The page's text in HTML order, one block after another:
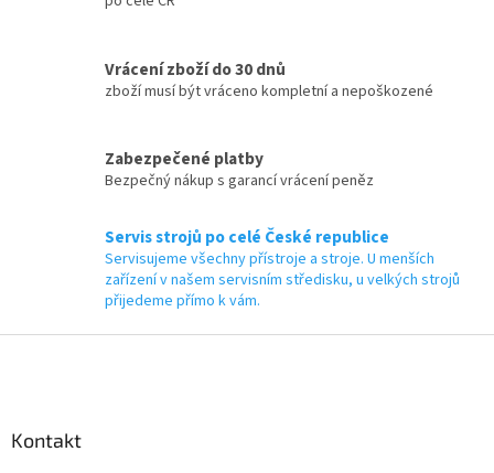
Vrácení zboží do 30 dnů
zboží musí být vráceno kompletní a nepoškozené
Zabezpečené platby
Bezpečný nákup s garancí vrácení peněz
Servis strojů po celé České republice
Servisujeme všechny přístroje a stroje. U menších
zařízení v našem servisním středisku, u velkých strojů
přijedeme přímo k vám.
Kontakt